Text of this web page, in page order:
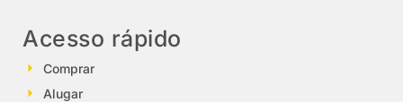
Acesso rápido
Comprar
Alugar